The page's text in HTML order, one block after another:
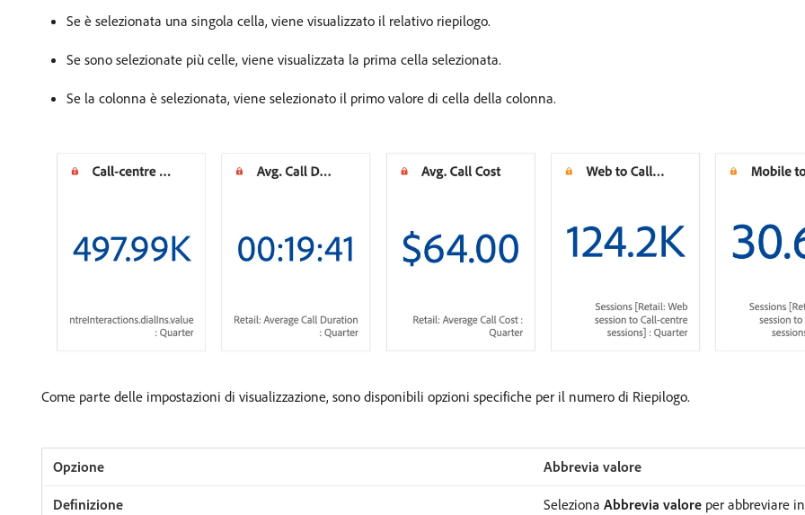
Se è selezionata una singola cella, viene visualizzato il relativo riepilogo.
Se sono selezionate più celle, viene visualizzata la prima cella selezionata.
Se la colonna è selezionata, viene selezionato il primo valore di cella della colonna.
Come parte delle impostazioni di visualizzazione, sono disponibili opzioni specifiche per il numero di Riepilogo.
Abbrevia valore
Seleziona Abbrevia valoreper abbreviare